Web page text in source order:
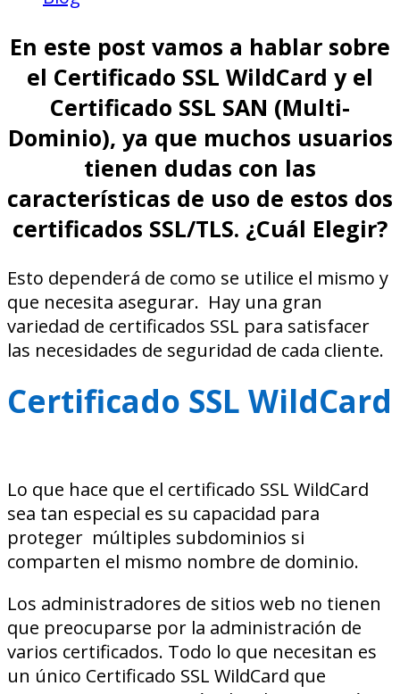
En este post vamos a hablar sobre
el Certificado SSL WildCard y el
Certificado SSL SAN (Multi-
Dominio), ya que muchos usuarios
tienen dudas con las
características de uso de estos dos
certificados SSL/TLS. ¿Cuál Elegir?
Esto dependerá de como se utilice el mismo y
que necesita asegurar. Hay una gran
variedad de certificados SSL para satisfacer
las necesidades de seguridad de cada cliente.
Certificado SSL WildCard
Lo que hace que el certificado SSL WildCard
sea tan especial es su capacidad para
proteger múltiples subdominios si
comparten el mismo nombre de dominio.
Los administradores de sitios web no tienen
que preocuparse por la administración de
varios certificados. Todo lo que necesitan es
un único Certificado SSL WildCard que